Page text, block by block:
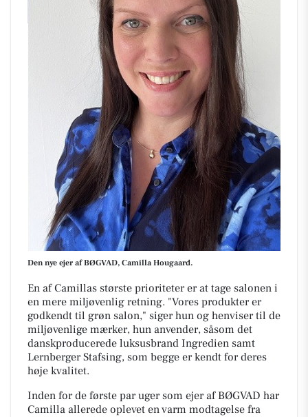
Den nye ejer af BØGVAD, Camilla Hougaard.
En af Camillas største prioriteter er at tage salonen i
en mere miljøvenlig retning. "Vores produkter er
godkendt til grøn salon," siger hun og henviser til de
miljøvenlige mærker, hun anvender, såsom det
danskproducerede luksusbrand Ingredien samt
Lernberger Stafsing, som begge er kendt for deres
høje kvalitet.
Inden for de første par uger som ejer af BØGVAD har
Camilla allerede oplevet en varm modtagelse fra